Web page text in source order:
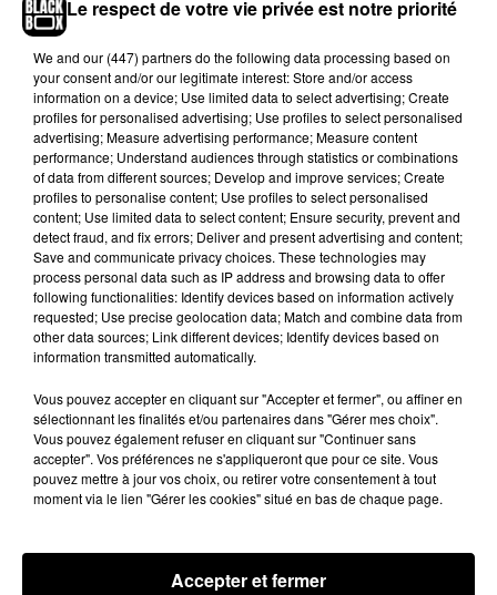
et sont venus le chercher à l’hôpital. Et là… Stupeur ! Ils se
ouverte. «Si le laxisme est constaté de la part de l’hôpital,
nous prendrons des mesures strictes. Mais il me semble que
la confusion ait été créée par les documents des deux
familles…», a assure le département de la santé à la presse
locale.
Hip-Hop News
6 août 2026
Franglish et Keblack dévoilent une
session live surprise
5 août 2026
Le respect de votre vie privée est notre priorité
We and our (447) partnersdo the following data processing based on
your consent and/or our legitimate interest: Store and/or access
information on a device; Use limited data to select advertising; Create
profiles for personalised advertising; Use profiles to select personalised
advertising; Measure advertising performance; Measure content
performance; Understand audiences through statistics or combinations
of data from different sources; Develop and improve services; Create
profiles to personalise content; Use profiles to select personalised
content; Use limited data to select content; Ensure security, prevent and
detect fraud, and fix errors; Deliver and present advertising and content;
Save and communicate privacy choices. These technologies may
process personal data such as IP address and browsing data to offer
following functionalities: Identify devices based on information actively
requested; Use precise geolocation data; Match and combine data from
other data sources; Link different devices; Identify devices based on
information transmitted automatically.
Vous pouvez accepter en cliquant sur "Accepter et fermer", ou affiner en
sélectionnant les finalités et/ou partenaires dans "Gérer mes choix".
Vous pouvez également refuser en cliquant sur "Continuer sans
accepter". Vos préférences ne s'appliqueront que pour ce site. Vous
pouvez mettre à jour vos choix, ou retirer votre consentement à tout
moment via le lien "Gérer les cookies" situé en bas de chaque page.
Accepter et fermer